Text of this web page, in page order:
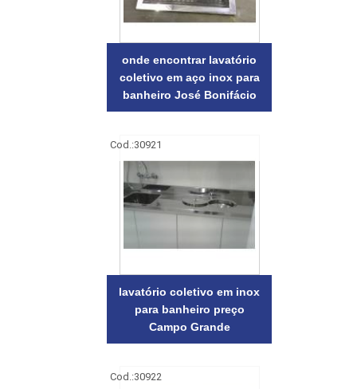
onde encontrar lavatório
coletivo em aço inox para
banheiro José Bonifácio
Cod.:30921
lavatório coletivo em inox
para banheiro preço
Campo Grande
Cod.:30922